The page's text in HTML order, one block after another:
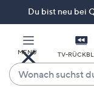
Du bist neu bei
MENÜ TV-
Wonach
suchst